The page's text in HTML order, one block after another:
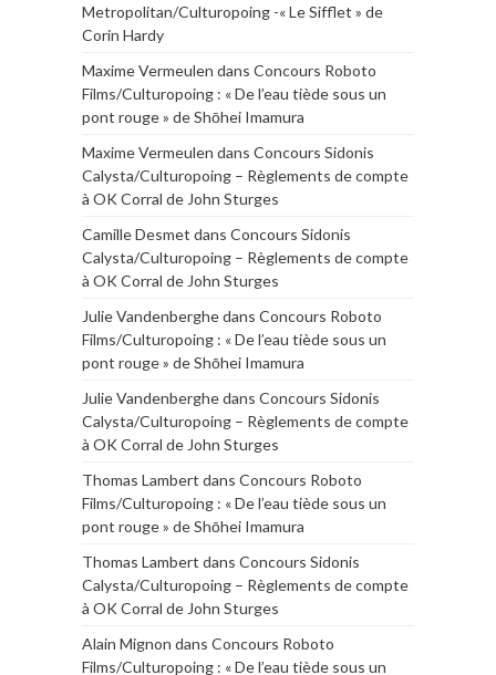
Metropolitan/Culturopoing -« Le Sifflet » de
Corin Hardy
Maxime Vermeulen dans Concours Roboto
Films/Culturopoing : « De l’eau tiède sous un
pont rouge » de Shōhei Imamura
Maxime Vermeulen dans Concours Sidonis
Calysta/Culturopoing – Règlements de compte
à OK Corral de John Sturges
Camille Desmet dans Concours Sidonis
Calysta/Culturopoing – Règlements de compte
à OK Corral de John Sturges
Julie Vandenberghedans Concours Roboto
Films/Culturopoing : « De l’eau tiède sous un
pont rouge » de Shōhei Imamura
Julie Vandenberghedans Concours Sidonis
Calysta/Culturopoing – Règlements de compte
à OK Corral de John Sturges
Thomas Lambert dans Concours Roboto
Films/Culturopoing : « De l’eau tiède sous un
pont rouge » de Shōhei Imamura
Thomas Lambert dans Concours Sidonis
Calysta/Culturopoing – Règlements de compte
à OK Corral de John Sturges
Alain Mignon dans Concours Roboto
Films/Culturopoing : « De l’eau tiède sous un